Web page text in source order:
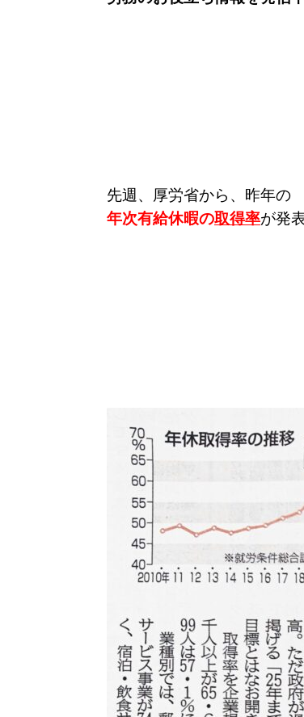
先週、厚労省から、昨年の
年次有給休暇の取得率が発